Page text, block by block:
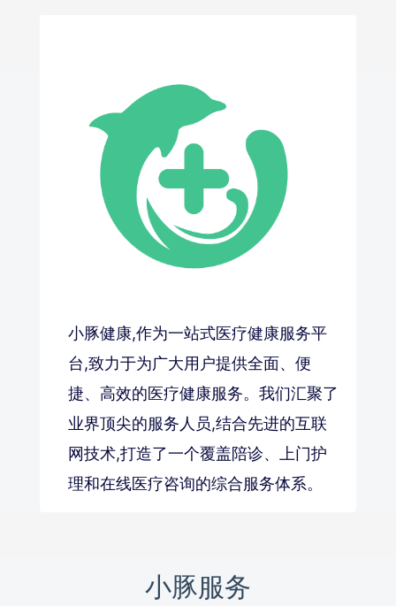
小豚健康,作为一站式医疗健康服务平
台,致力于为广大用户提供全面、便
捷、高效的医疗健康服务。我们汇聚了
业界顶尖的服务人员,结合先进的互联
网技术,打造了一个覆盖陪诊、上门护
理和在线医疗咨询的综合服务体系。
小豚服务